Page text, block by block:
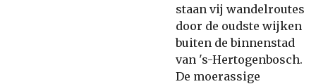
staan vij wandelroutes
door de oudste wijken
buiten de binnenstad
van 's-Hertogenbosch.
De moerassige